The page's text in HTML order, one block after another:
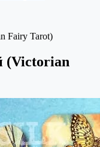
Fairy Tarot)
(Victorian